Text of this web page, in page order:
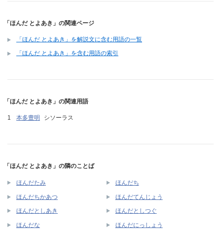
「ほんだ とよあき」の関連ページ
「ほんだ とよあき」を解説文に含む用語の一覧
「ほんだ とよあき」を含む用語の索引
「ほんだ とよあき」の関連用語
本多豊明 シソーラス
「ほんだ とよあき」の隣のことば
ほんだたみ ほんだち
ほんだちかあつ ほんだてんじょう
ほんだとしあき ほんだとしつぐ
ほんだな ほんだにっしょう